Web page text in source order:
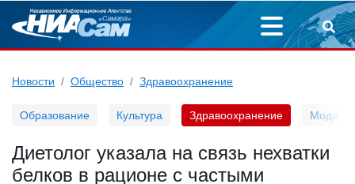
Новости Общество Здравоохранение
Образование Культура Здравоохранение Мода
Диетолог указала на связь нехватки
белков в рационе с частыми